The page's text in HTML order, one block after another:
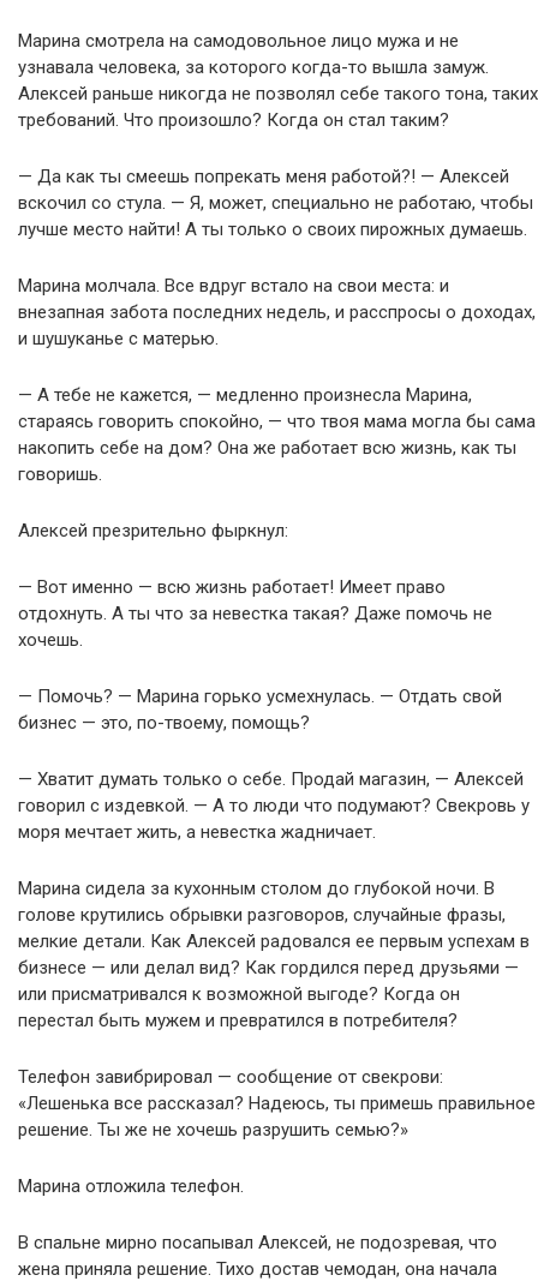
Марина смотрела на самодовольное лицо мужа и не
узнавала человека, за которого когда-то вышла замуж.
Алексей раньше никогда не позволял себе такого тона, таких
требований. Что произошло? Когда он стал таким?
— Да как ты смеешь попрекать меня работой?! — Алексей
вскочил со стула. — Я, может, специально не работаю, чтобы
лучше место найти! А ты только о своих пирожных думаешь.
Марина молчала. Все вдруг встало на свои места: и
внезапная забота последних недель, и расспросы о доходах,
и шушуканье с матерью.
— А тебе не кажется, — медленно произнесла Марина,
стараясь говорить спокойно, — что твоя мама могла бы сама
накопить себе на дом? Она же работает всю жизнь, как ты
говоришь.
Алексей презрительно фыркнул:
— Вот именно — всю жизнь работает! Имеет право
отдохнуть. А ты что за невестка такая? Даже помочь не
хочешь.
— Помочь? — Марина горько усмехнулась. — Отдать свой
бизнес — это, по-твоему, помощь?
— Хватит думать только о себе. Продай магазин, — Алексей
говорил с издевкой. — А то люди что подумают? Свекровь у
моря мечтает жить, а невестка жадничает.
Марина сидела за кухонным столом до глубокой ночи. В
голове крутились обрывки разговоров, случайные фразы,
мелкие детали. Как Алексей радовался ее первым успехам в
бизнесе — или делал вид? Как гордился перед друзьями —
или присматривался к возможной выгоде? Когда он
перестал быть мужем и превратился в потребителя?
Телефон завибрировал — сообщение от свекрови:
«Лешенька все рассказал? Надеюсь, ты примешь правильное
решение. Ты же не хочешь разрушить семью?»
Марина отложила телефон.
В спальне мирно посапывал Алексей, не подозревая, что
жена приняла решение. Тихо достав чемодан, она начала